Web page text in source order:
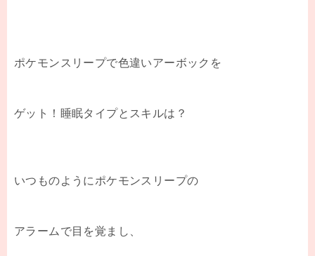
ポケモンスリープで色違いアーボックを
ゲット！睡眠タイプとスキルは？
いつものようにポケモンスリープの
アラームで目を覚まし、